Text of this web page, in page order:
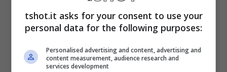
match play. McIlroy aveva detto di volere “un
rimborso per quello che mi ha fatto agli US
Open”. La risposta di DeChambeau non si è
fatta attendere: “Veramente te lo sei fatto da
tshot.it asks for your consent to use your
personal data for the following purposes:
Personalised advertising and content, advertising and
content measurement, audience research and
services development